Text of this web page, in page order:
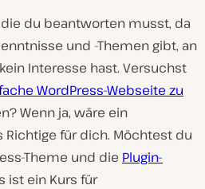
du beantworten musst, da
und -Themen gibt, an
Interesse hast. Versuchst
WordPress-Webseite zu
Wenn ja, wäre ein
Richtige für dich. Möchtest du
Theme und die Plugin-
ist ein Kurs für